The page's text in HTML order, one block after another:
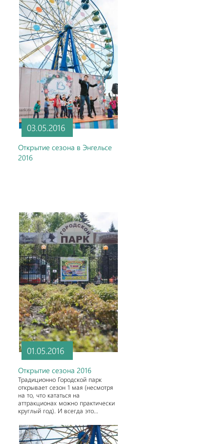
03.05.2016
Открытие сезона в Энгельсе
2016
01.05.2016
Открытие сезона 2016
Традиционно Городской парк
открывает сезон 1 мая (несмотря
на то, что кататься на
аттракционах можно практически
круглый год). И всегда это...